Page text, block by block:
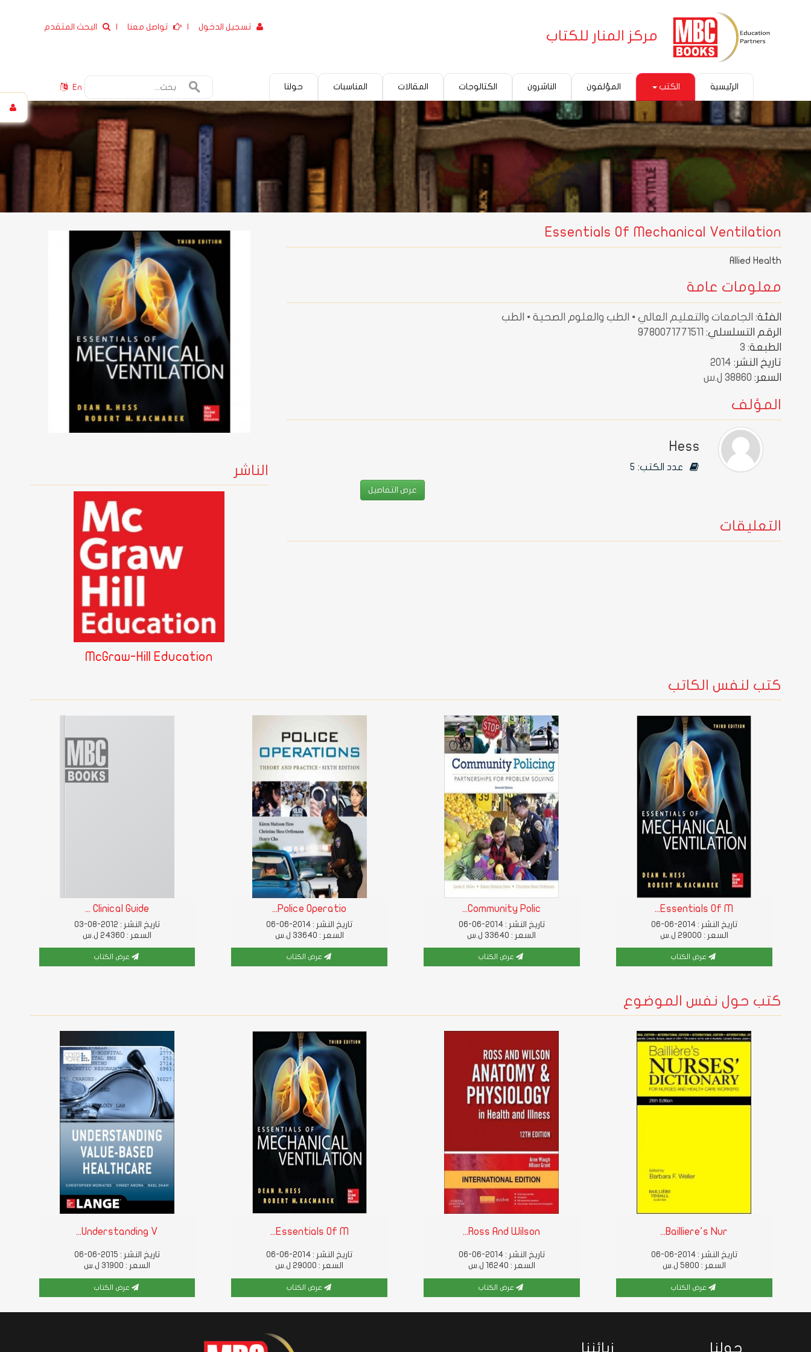
مركز المنار للكتاب
البحث المتقدم تواصل معنا تسجيل الدخول
الرئيسية الكتب المؤلفون الناشرون الكتالوجات المقالات المناسبات حولنا En
Essentials Of Mechanical Ventilation
Allied Health
معلومات عامة
الفئة: الجامعات والتعليم العالي • الطب والعلوم الصحية • الطب
الرقم التسلسلي: 9780071771511
الطبعة: 3
تاريخ النشر: 2014
السعر: 38860 ل.س
المؤلف
Hess
عدد الكتب: 5
عرض التفاصيل
التعليقات
الناشر
McGraw-Hill Education
كتب لنفس الكاتب
Essentials Of M...
تاريخ النشر : 2014-06-06
السعر : 29000 ل.س
عرض الكتاب
Community Polic...
تاريخ النشر : 2014-06-06
السعر : 33640 ل.س
عرض الكتاب
Police Operatio...
تاريخ النشر : 2014-06-06
السعر : 33640 ل.س
عرض الكتاب
Clinical Guide ...
تاريخ النشر : 2012-08-03
السعر : 24360 ل.س
عرض الكتاب
كتب حول نفس الموضوع
Bailliere's Nur...
تاريخ النشر : 2014-06-06
السعر : 5800 ل.س
عرض الكتاب
Ross And Wilson...
تاريخ النشر : 2014-06-06
السعر : 16240 ل.س
عرض الكتاب
Essentials Of M...
تاريخ النشر : 2014-06-06
السعر : 29000 ل.س
عرض الكتاب
Understanding V...
تاريخ النشر : 2015-06-06
السعر : 31900 ل.س
عرض الكتاب
حولنا زبائننا